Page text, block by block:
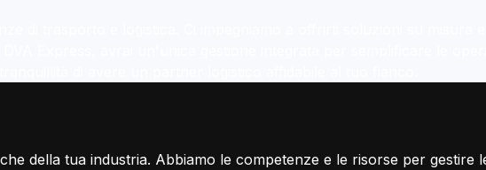
speciali, magazzinaggio e
di trasporto e logistica. Ci impegniamo a offrirti soluzioni su misura
Express, avrai un'unica gestione integrata per semplificare le
della tua industria. Abbiamo le competenze e le risorse per gestire